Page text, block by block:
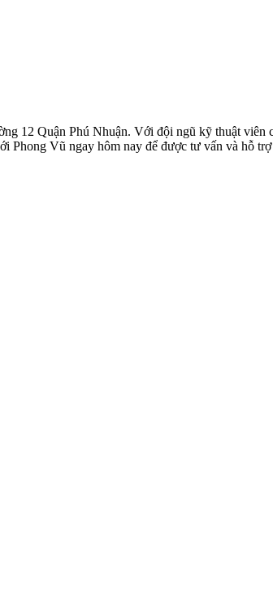
12 Quận Phú Nhuận. Với đội ngũ kỹ thuật viên
Phong Vũ ngay hôm nay để được tư vấn và hỗ